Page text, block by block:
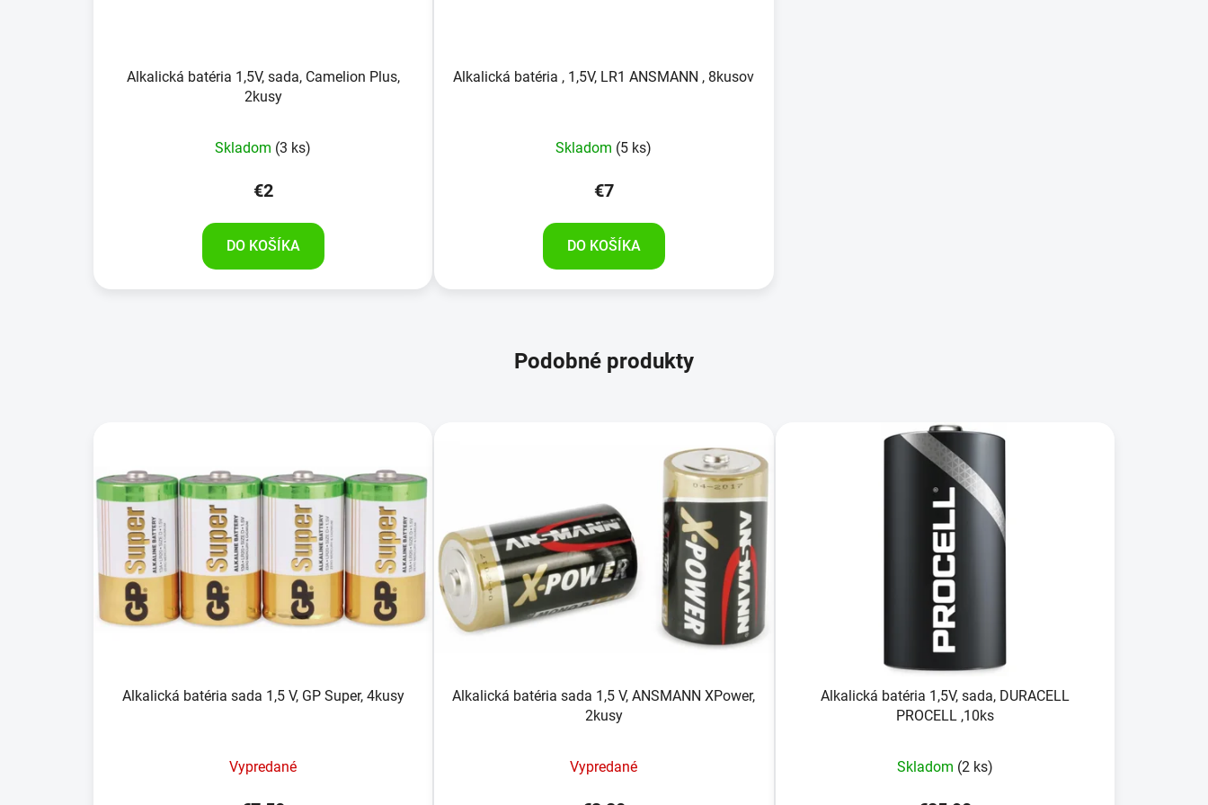
Alkalická batéria 1,5V, sada, Camelion Plus,
2kusy
Skladom (3 ks)
€2
DO KOŠÍKA
Alkalická batéria , 1,5V, LR1 ANSMANN , 8kusov
Skladom (5 ks)
€7
DO KOŠÍKA
Podobné produkty
Alkalická batéria sada 1,5 V, GP Super, 4kusy
Vypredané
Alkalická batéria sada 1,5 V, ANSMANN XPower,
2kusy
Vypredané
Alkalická batéria 1,5V, sada, DURACELL
PROCELL ,10ks
Skladom (2 ks)